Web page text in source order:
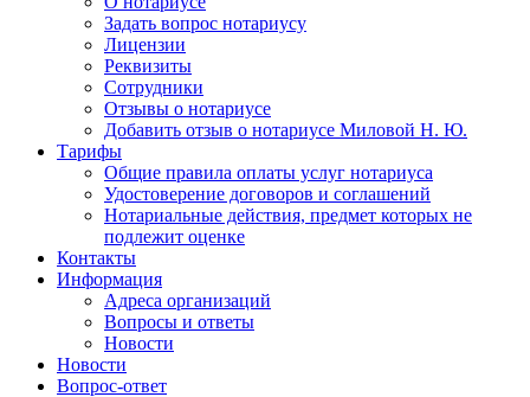
Задать вопрос нотариусу
Лицензии
Реквизиты
Сотрудники
Отзывы о нотариусе
Добавить отзыв о нотариусе Миловой Н. Ю.
Тарифы
Общие правила оплаты услуг нотариуса
Удостоверение договоров и соглашений
Нотариальные действия, предмет которых не
подлежит оценке
Контакты
Информация
Адреса организаций
Вопросы и ответы
Новости
Новости
Вопрос-ответ